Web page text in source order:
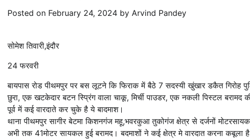
Posted on February 24, 2024 by Arvind Pandey
सोमेश तिवारी,इंदौर
24 फरवरी
बायपास रोड पीथमपुर पर बस लूटने कि फिराक में बैठे 7 सदस्यी खुंखार डकैत गिरोह
छुरा, एक खटकेदार बटन स्प्रिंग वाला चाकू, मिर्ची पाउडर, एक नकली पिस्टल बरामद
पूर्व में कई वारदाते कर चुके है ये बादमाश।
थाना पीथमपुर सागीर बेटमा किशनगंज महू,भवरकुआ तुकोगंज क्षेत्र से दर्जनों
अभी तक 41मोटर सायकल हुई बरामद। बदमाशों ने कई क्षेत्र मे वारदात करना कबूला